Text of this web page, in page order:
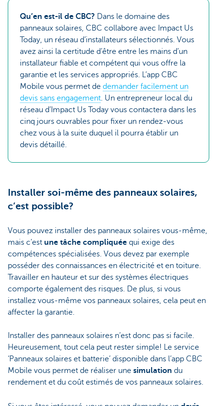
Qu’en est-il de CBC? Dans le domaine des
panneaux solaires, CBC collabore avec Impact Us
Today, un réseau d’installateurs sélectionnés. Vous
avez ainsi la certitude d’être entre les mains d’un
installateur fiable et compétent qui vous offre la
garantie et les services appropriés. L’app CBC
Mobile vous permet de demander facilement un
devis sans engagement. Un entrepreneur local du
réseau d’Impact Us Today vous contactera dans les
cinq jours ouvrables pour fixer un rendez-vous
chez vous à la suite duquel il pourra établir un
devis détaillé.
Installer soi-même des panneaux solaires,
c’est possible?
Vous pouvez installer des panneaux solaires vous-même,
mais c’est une tâche compliquée qui exige des
compétences spécialisées. Vous devez par exemple
posséder des connaissances en électricité et en toiture.
Travailler en hauteur et sur des systèmes électriques
comporte également des risques. De plus, si vous
installez vous-même vos panneaux solaires, cela peut en
affecter la garantie.
Installer des panneaux solaires n’est donc pas si facile.
Heureusement, tout cela peut rester simple! Le service
‘Panneaux solaires et batterie’ disponible dans l’app CBC
Mobile vous permet de réaliser une simulation du
rendement et du coût estimés de vos panneaux solaires.